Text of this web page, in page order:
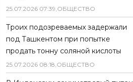
25.07.2026 07:39,ОБЩЕСТВО
Троих подозреваемых задержали
под Ташкентом при попытке
продать тонну соляной кислоты
25.07.2026 08:18,ОБЩЕСТВО